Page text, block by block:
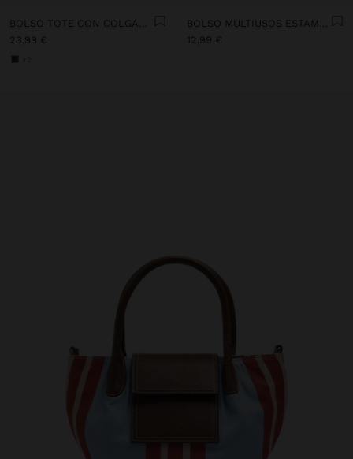
BOLSO TOTE CON COLGANTE Y BANDOLERA
23,99 €
BOLSO MULTIUSOS ESTAMPADO CON HEBILLA
12,99 €